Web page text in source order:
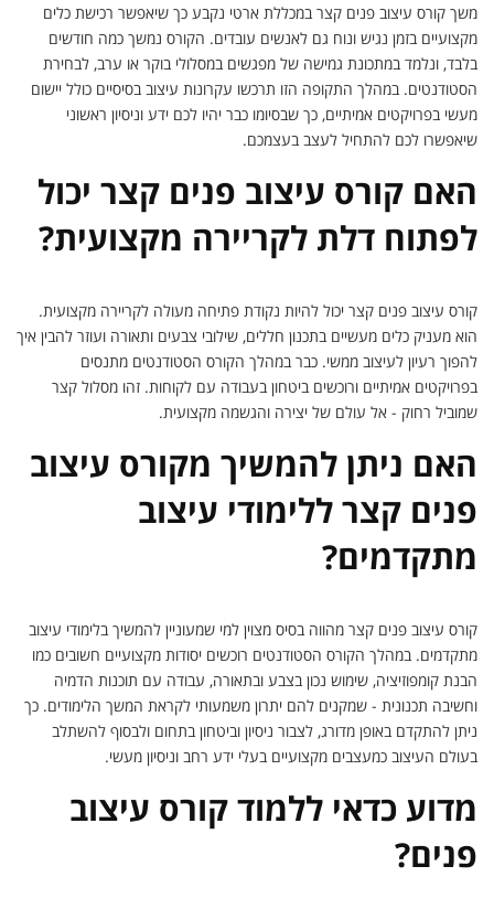
משך קורס עיצוב פנים קצר במכללת ארטי נקבע כך שיאפשר רכישת כלים
מקצועיים בזמן נגיש ונוח גם לאנשים עובדים. הקורס נמשך כמה חודשים
בלבד, ונלמד במתכונת גמישה של מפגשים במסלולי בוקר או ערב, לבחירת
הסטודנטים. במהלך התקופה הזו תרכשו עקרונות עיצוב בסיסיים כולל יישום
מעשי בפרויקטים אמיתיים, כך שבסיומו כבר יהיו לכם ידע וניסיון ראשוני
שיאפשרו לכם להתחיל לעצב בעצמכם.
האם קורס עיצוב פנים קצר יכול
לפתוח דלת לקריירה מקצועית?
קורס עיצוב פנים קצר יכול להיות נקודת פתיחה מעולה לקריירה מקצועית.
הוא מעניק כלים מעשיים בתכנון חללים, שילובי צבעים ותאורה ועוזר להבין איך
להפוך רעיון לעיצוב ממשי. כבר במהלך הקורס הסטודנטים מתנסים
בפרויקטים אמיתיים ורוכשים ביטחון בעבודה עם לקוחות. זהו מסלול קצר
שמוביל רחוק - אל עולם של יצירה והגשמה מקצועית.
האם ניתן להמשיך מקורס עיצוב
פנים קצר ללימודי עיצוב
מתקדמים?
קורס עיצוב פנים קצר מהווה בסיס מצוין למי שמעוניין להמשיך בלימודי עיצוב
מתקדמים. במהלך הקורס הסטודנטים רוכשים יסודות מקצועיים חשובים כמו
הבנת קומפוזיציה, שימוש נכון בצבע ובתאורה, עבודה עם תוכנות הדמיה
וחשיבה תכנונית - שמקנים להם יתרון משמעותי לקראת המשך הלימודים. כך
ניתן להתקדם באופן מדורג, לצבור ניסיון וביטחון בתחום ולבסוף להשתלב
בעולם העיצוב כמעצבים מקצועיים בעלי ידע רחב וניסיון מעשי.
מדוע כדאי ללמוד קורס עיצוב
פנים?